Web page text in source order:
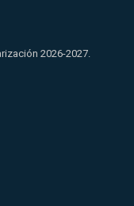
2026-2027.